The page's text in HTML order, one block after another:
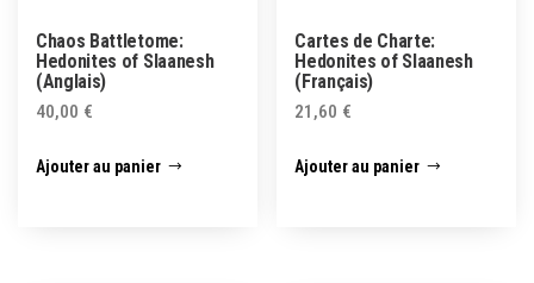
Chaos Battletome:
Hedonites of Slaanesh
(Anglais)
40,00 €
Ajouter au panier
Cartes de Charte:
Hedonites of Slaanesh
(Français)
21,60 €
Ajouter au panier